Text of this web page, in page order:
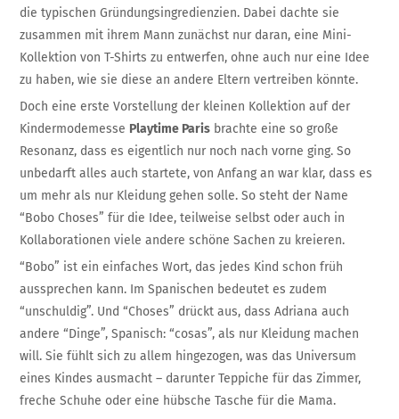
die typischen Gründungsingredienzien. Dabei dachte sie
zusammen mit ihrem Mann zunächst nur daran, eine Mini-
Kollektion von T-Shirts zu entwerfen, ohne auch nur eine Idee
zu haben, wie sie diese an andere Eltern vertreiben könnte.
Doch eine erste Vorstellung der kleinen Kollektion auf der
Kindermodemesse Playtime Paris brachte eine so große
Resonanz, dass es eigentlich nur noch nach vorne ging. So
unbedarft alles auch startete, von Anfang an war klar, dass es
um mehr als nur Kleidung gehen solle. So steht der Name
“Bobo Choses” für die Idee, teilweise selbst oder auch in
Kollaborationen viele andere schöne Sachen zu kreieren.
“Bobo” ist ein einfaches Wort, das jedes Kind schon früh
aussprechen kann. Im Spanischen bedeutet es zudem
“unschuldig”. Und “Choses” drückt aus, dass Adriana auch
andere “Dinge”, Spanisch: “cosas”, als nur Kleidung machen
will. Sie fühlt sich zu allem hingezogen, was das Universum
eines Kindes ausmacht – darunter Teppiche für das Zimmer,
freche Schuhe oder eine hübsche Tasche für die Mama.